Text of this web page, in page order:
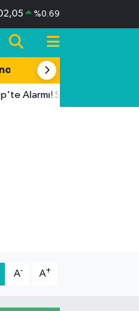
%0.69
Sıcaklık 39 Dereceye
A- A+